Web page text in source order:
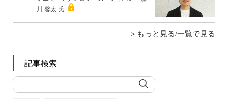
川 馨太 氏
もっと見る/一覧で見る
記事検索